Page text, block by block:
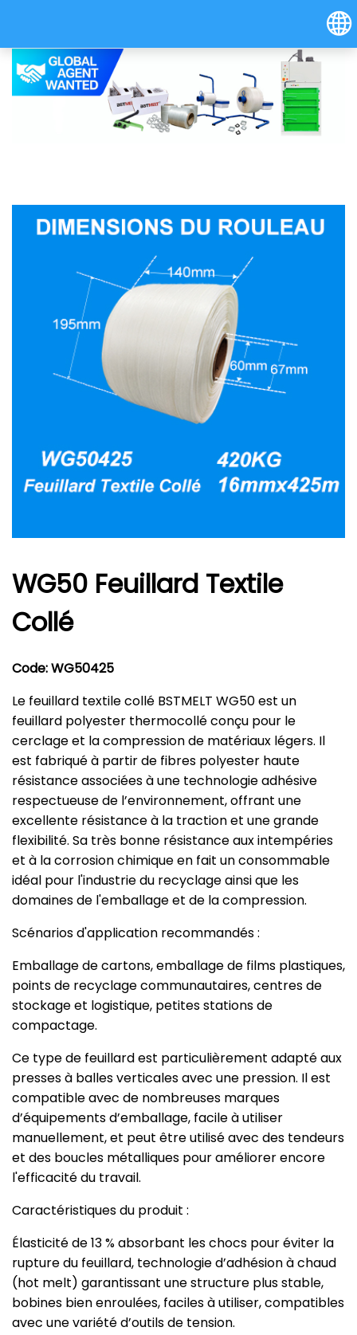
Österreich (Deutsch)
WG50 Feuillard Textile
Collé
Code: WG50425
Le feuillard textile collé BSTMELT WG50 est un
feuillard polyester thermocollé conçu pour le
cerclage et la compression de matériaux légers. Il
est fabriqué à partir de fibres polyester haute
résistance associées à une technologie adhésive
respectueuse de l’environnement, offrant une
excellente résistance à la traction et une grande
flexibilité. Sa très bonne résistance aux intempéries
et à la corrosion chimique en fait un consommable
idéal pour l'industrie du recyclage ainsi que les
domaines de l'emballage et de la compression.
Scénarios d'application recommandés :
Emballage de cartons, emballage de films plastiques,
points de recyclage communautaires, centres de
stockage et logistique, petites stations de
compactage.
Ce type de feuillard est particulièrement adapté aux
presses à balles verticales avec une pression. Il est
compatible avec de nombreuses marques
d’équipements d’emballage, facile à utiliser
manuellement, et peut être utilisé avec des tendeurs
et des boucles métalliques pour améliorer encore
l'efficacité du travail.
Caractéristiques du produit :
Élasticité de 13 % absorbant les chocs pour éviter la
rupture du feuillard, technologie d’adhésion à chaud
(hot melt) garantissant une structure plus stable,
bobines bien enroulées, faciles à utiliser, compatibles
avec une variété d’outils de tension.